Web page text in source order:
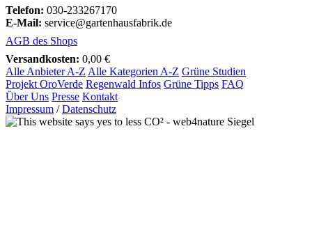
Telefon: 030-233267170
E-Mail: service@gartenhausfabrik.de
AGB des Shops
Versandkosten: 0,00 €
Alle Anbieter A-Z Alle Kategorien A-Z Grüne Studien
Projekt OroVerde Regenwald Infos Grüne Tipps FAQ
Über Uns Presse Kontakt
Impressum /Datenschutz